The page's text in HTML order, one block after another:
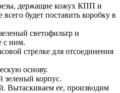
держащие кожух КПП и
будет поставить коробку в
светофильтр и
с ним.
стрелке для отсоединения
основу.
корпус.
Вытаскиваем ее, производим